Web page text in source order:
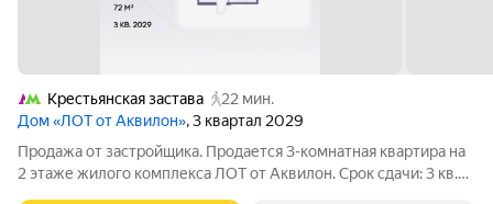
Крестьянская застава
22 мин.
Дом «ЛОТ от Аквилон», 3 квартал 2029
Продажа от застройщика. Продается 3-комнатная квартира на
2 этаже жилого комплекса ЛОТ от Аквилон. Срок сдачи: 3 кв.